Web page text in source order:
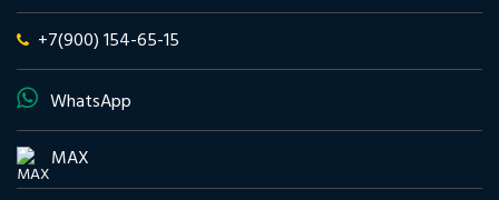
+7(900) 154-65-15
WhatsApp
MAX